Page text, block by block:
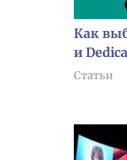
Как
и
Статьи